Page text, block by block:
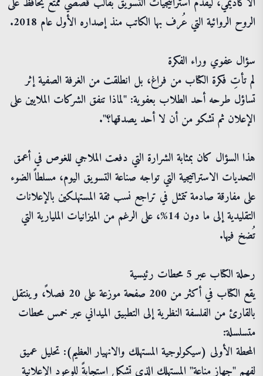
الروح الروائية التي عُرف بها الكاتب منذ إصداره الأول عام 2018.
سؤال عفوي وراء الفكرة
لم تأتِ فكرة الكتاب من فراغ، بل انطلقت من الغرفة الصفية إثر
تساؤل طرحه أحد الطلاب بعفوية: "لماذا تنفق الشركات الملايين على
الإعلان ثم تشكو من أن لا أحد يصدقها؟".
هذا السؤال كان بمثابة الشرارة التي دفعت الملاجي للغوص في أعمق
التحديات الاستراتيجية التي تواجه صناعة التسويق اليوم، مسلطاً الضوء
على مفارقة صادمة تتمثل في تراجع نسب ثقة المستهلكين بالإعلانات
التقليدية إلى ما دون 14%، على الرغم من الميزانيات المليارية التي
تُضخ فيها.
رحلة الكتاب عبر 5 محطات رئيسية
يقع الكتاب في أكثر من 200 صفحة موزعة على 20 فصلاً، وينتقل
بالقارئ من الفلسفة النظرية إلى التطبيق الميداني عبر خمس محطات
متسلسلة:
المحطة الأولى (سيكولوجية المستهلك والانهيار العظيم): تحليل عميق
لفهم "جهاز مناعة" المستهلك الذي تشكل استجابةً للوعود الإعلانية